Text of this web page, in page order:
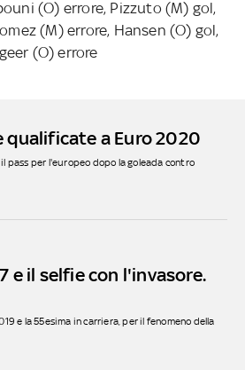
(O) errore, Pizzuto (M) gol,
(M) errore, Hansen (O) gol,
(O) errore
qualificate a Euro 2020
pass per l'europeo dopo la goleada contro
e il selfie con l'invasore.
e la 55esima in carriera, per il fenomeno della